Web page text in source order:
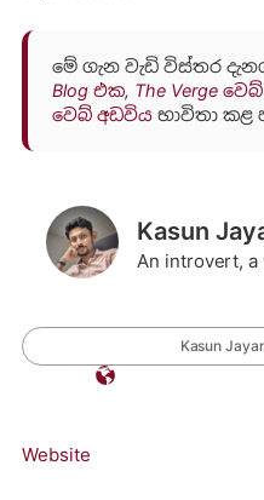
මේ ගැන වැඩි විස්තර
Blog එක, The Verge
වෙබ් අඩවියභාවිතා කළ
Kasun
An introvert,
Kasun
Website